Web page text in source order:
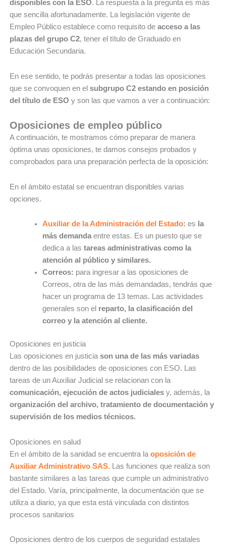
disponibles con la ESO. La respuesta a la pregunta es más
que sencilla afortunadamente. La legislación vigente de
Empleo Público establece como requisito deacceso a las
plazas del grupo C2, tener el título de Graduado en
Educación Secundaria.
En ese sentido, te podrás presentar a todas las oposiciones
que se convoquen en el subgrupo C2 estando en posición
del título de ESO y son las que vamos a ver a continuación:
Oposiciones de empleo público
A continuación, te mostramos cómo preparar de manera
óptima unas oposiciones, te damos consejos probados y
comprobados para una preparación perfecta de la oposición:
En el ámbito estatal se encuentran disponibles varias
opciones.
Auxiliar de la Administración del Estado: es la
más demandaentre estas. Es un puesto que se
dedica a las tareas administrativas como la
atención al público y similares.
Correos: para ingresar a las oposiciones de
Correos, otra de las más demandadas, tendrás que
hacer un programa de 13 temas. Las actividades
generales son el reparto, la clasificación del
correo y la atención al cliente.
Oposiciones en justicia
Las oposiciones en justiciason una de las más variadas
dentro de las posibilidades de oposiciones con ESO. Las
tareas de un Auxiliar Judicial se relacionan con la
comunicación, ejecución de actos judicialesy, además, la
organización del archivo, tratamiento de documentación y
supervisión de los medios técnicos.
Oposiciones en salud
En el ámbito de la sanidad se encuentra la oposición de
Auxiliar Administrativo SAS.Las funciones que realiza son
bastante similares a las tareas que cumple un administrativo
del Estado. Varía, principalmente, la documentación que se
utiliza a diario, ya que esta está vinculada con distintos
procesos sanitarios
Oposiciones dentro de los cuerpos de seguridad estatales